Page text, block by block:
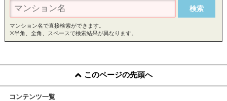
マンション名で直接検索ができます。
※半角、全角、スペースで検索結果が異なります。
このページの先頭へ
コンテンツ一覧